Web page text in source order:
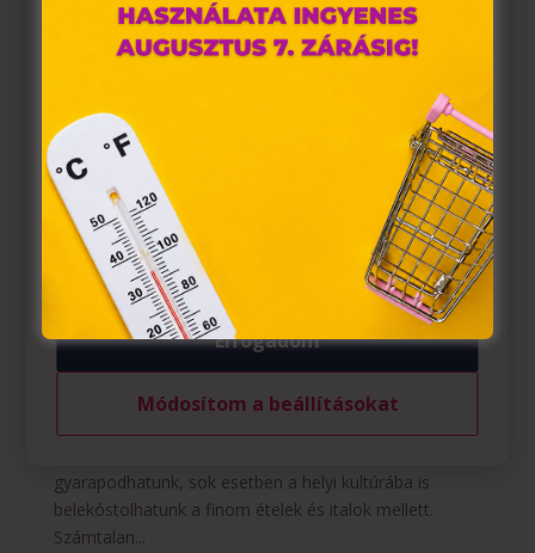
4 őrült fesztivál a nagyvilágban
HelloPlazaEeltoltoUser aug 16, 2021|hello
fesztivál,hello,Kultúra
4 őrült fesztivál a nagyvilágban A fesztiválok nagyszerű
gyarapodhatunk, sok esetben a helyi kultúrába is
belekóstolhatunk a finom ételek és italok mellett.
Számtalan...
hozzájárulása szükséges.
A „sütiket" az elektronikus hírközlésről szóló 2003. évi C.
törvény, az elektronikus kereskedelmi szolgáltatások, az
információs társadalommal összefüggő szolgáltatások
egyes kérdéseiről szóló 2001. évi CVIII. törvény, valamint
az Európai Unió előírásainak megfelelően használjuk.
Azon weblapoknak, melyek az Európai Unió országain
belül működnek, a „sütik" használatához, és ezeknek a
felhasználó számítógépén vagy egyéb eszközén történő
tárolásához a felhasználók hozzájárulását kell kérniük.
Elfogadom
Módosítom a beállításokat